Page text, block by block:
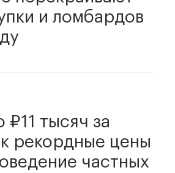
и ломбардов
₽11 тысяч за
рекордные цены
частных